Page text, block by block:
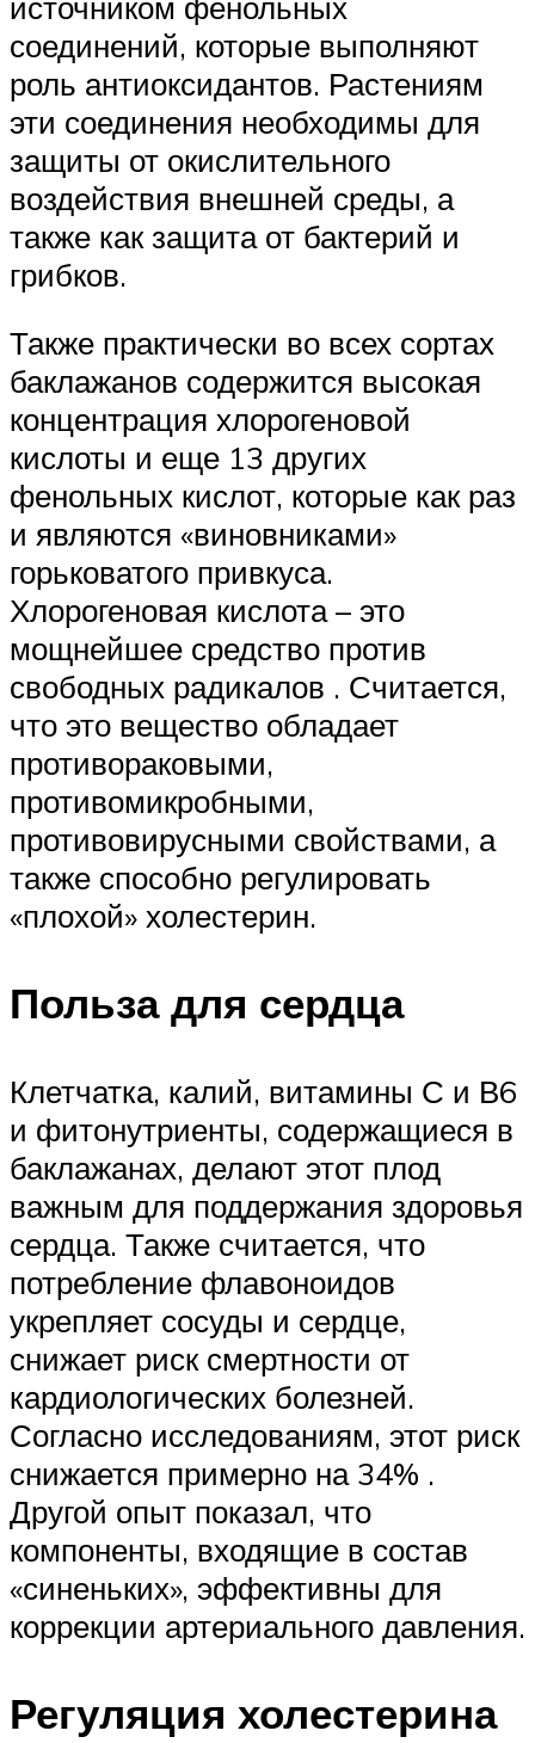
соединений, которые выполняют
роль антиоксидантов. Растениям
эти соединения необходимы для
защиты от окислительного
воздействия внешней среды, а
также как защита от бактерий и
грибков.
Также практически во всех сортах
баклажанов содержится высокая
концентрация хлорогеновой
кислоты и еще 13 других
фенольных кислот, которые как раз
и являются «виновниками»
горьковатого привкуса.
Хлорогеновая кислота – это
мощнейшее средство против
свободных радикалов . Считается,
что это вещество обладает
противораковыми,
противомикробными,
противовирусными свойствами, а
также способно регулировать
«плохой» холестерин.
Польза для сердца
Клетчатка, калий, витамины С и В6
и фитонутриенты, содержащиеся в
баклажанах, делают этот плод
важным для поддержания здоровья
сердца. Также считается, что
потребление флавоноидов
укрепляет сосуды и сердце,
снижает риск смертности от
кардиологических болезней.
Согласно исследованиям, этот риск
снижается примерно на 34% .
Другой опыт показал, что
компоненты, входящие в состав
«синеньких», эффективны для
коррекции артериального давления.
Регуляция холестерина